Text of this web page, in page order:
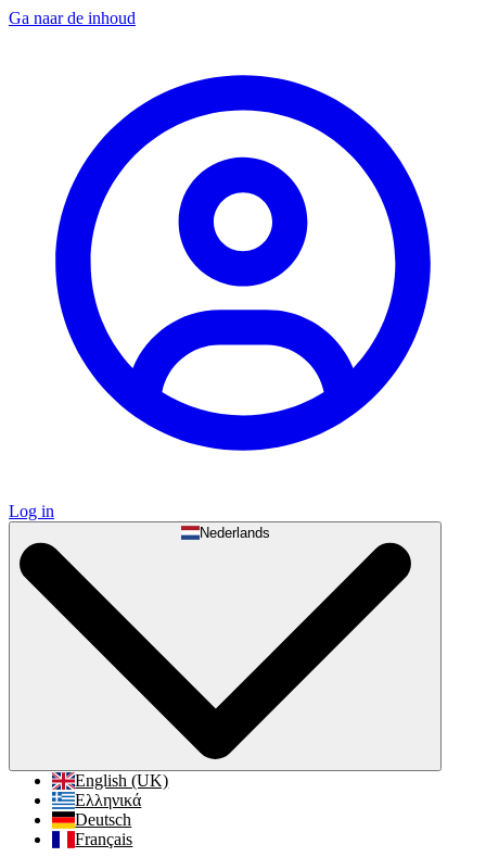
Ga naar de inhoud
Log in
Nederlands
English (UK)
Ελληνικά
Deutsch
Français